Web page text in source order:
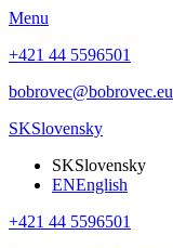
Menu
+421 44 5596501
bobrovec@bobrovec.eu
SKSlovensky
SKSlovensky
ENEnglish
+421 44 5596501